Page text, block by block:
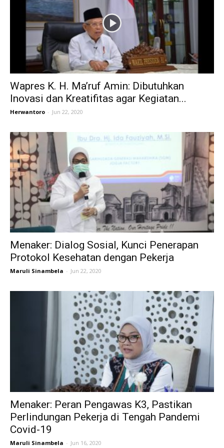
Wapres K. H. Ma’ruf Amin: Dibutuhkan
Inovasi dan Kreatifitas agar Kegiatan...
Herwantoro - Jun 22, 2020
Menaker: Dialog Sosial, Kunci Penerapan
Protokol Kesehatan dengan Pekerja
Maruli Sinambela - Jun 22, 2020
Menaker: Peran Pengawas K3, Pastikan
Perlindungan Pekerja di Tengah Pandemi
Covid-19
Maruli Sinambela - Jun 16, 2020